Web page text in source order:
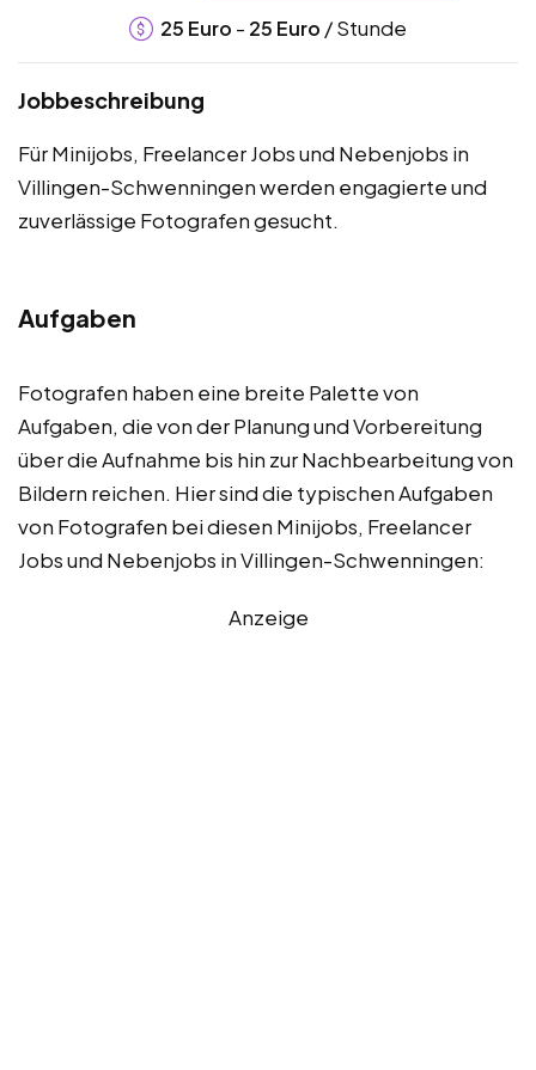
25 Euro - 25 Euro / Stunde
Jobbeschreibung
Für Minijobs, Freelancer Jobs und Nebenjobs in
Villingen-Schwenningen werden engagierte und
zuverlässige Fotografen gesucht.
Aufgaben
Fotografen haben eine breite Palette von
Aufgaben, die von der Planung und Vorbereitung
über die Aufnahme bis hin zur Nachbearbeitung von
Bildern reichen. Hier sind die typischen Aufgaben
von Fotografen bei diesen Minijobs, Freelancer
Jobs und Nebenjobs in Villingen-Schwenningen:
Anzeige